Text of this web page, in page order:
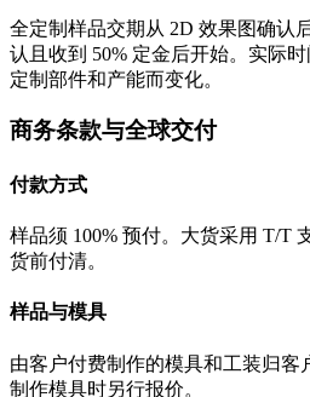
全定制样品交期从 2D 效果图确认
认且收到 50% 定金后开始。实际
定制部件和产能而变化。
商务条款与全球交付
付款方式
样品须 100% 预付。大货采用 T/T
货前付清。
样品与模具
由客户付费制作的模具和工装归客
制作模具时另行报价。